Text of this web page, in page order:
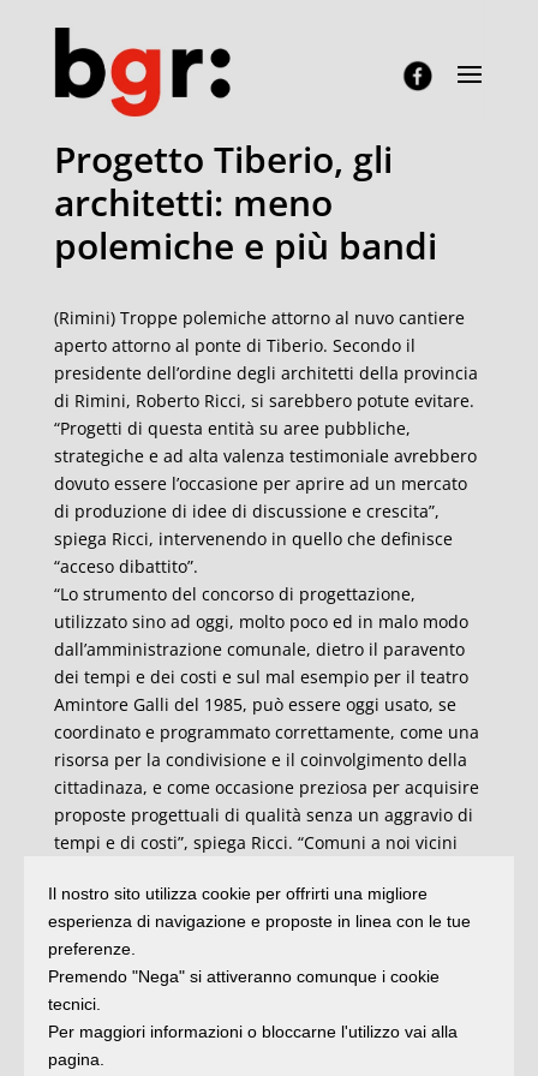
Progetto Tiberio, gli
architetti: meno
polemiche e più bandi
(Rimini) Troppe polemiche attorno al nuvo cantiere
aperto attorno al ponte di Tiberio. Secondo il
presidente dell’ordine degli architetti della provincia
di Rimini, Roberto Ricci, si sarebbero potute evitare.
“Progetti di questa entità su aree pubbliche,
strategiche e ad alta valenza testimoniale avrebbero
dovuto essere l’occasione per aprire ad un mercato
di produzione di idee di discussione e crescita”,
spiega Ricci, intervenendo in quello che definisce
“acceso dibattito”.
“Lo strumento del concorso di progettazione,
utilizzato sino ad oggi, molto poco ed in malo modo
dall’amministrazione comunale, dietro il paravento
dei tempi e dei costi e sul mal esempio per il teatro
Amintore Galli del 1985, può essere oggi usato, se
coordinato e programmato correttamente, come una
risorsa per la condivisione e il coinvolgimento della
cittadinaza, e come occasione preziosa per acquisire
proposte progettuali di qualità senza un aggravio di
tempi e di costi”, spiega Ricci. “Comuni a noi vicini
del nostro Ordine e in soli 131 Giorni dal bando si è
giunti al progetto vincitore con l’aggiudicazione
dell’incarico dopo la presentazione e valutazione di
ben 195 progetti. Se questa procedura fosse stata
attuata, come merita il caso in esame,
probabilmente oggi assisteremmo a ben altri
dibattiti e non saremmo tirati per la giacca per
Il nostro sito utilizza cookie per offrirti una migliore
esperienza di navigazione e proposte in linea con le tue
preferenze.
Premendo "Nega" si attiveranno comunque i cookie
tecnici.
Per maggiori informazioni o bloccarne l'utilizzo vai alla
pagina.